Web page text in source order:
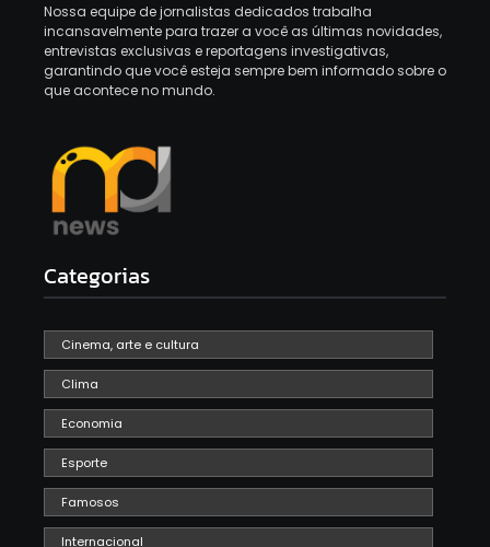
Nossa equipe de jornalistas dedicados trabalha
incansavelmente para trazer a você as últimas novidades,
entrevistas exclusivas e reportagens investigativas,
garantindo que você esteja sempre bem informado sobre o
que acontece no mundo.
Categorias
Cinema, arte e cultura
Clima
Economia
Esporte
Famosos
Internacional